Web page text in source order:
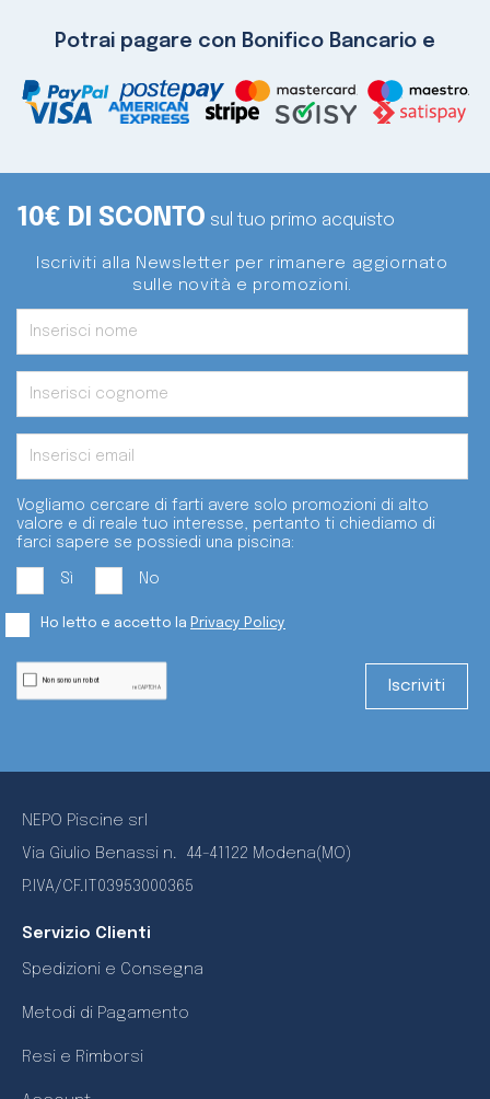
Potrai pagare con Bonifico Bancario e
10€ DI SCONTO sul tuo primo acquisto
Iscriviti alla Newsletter per rimanere aggiornato
sulle novità e promozioni.
Vogliamo cercare di farti avere solo promozioni di alto
valore e di reale tuo interesse, pertanto ti chiediamo di
farci sapere se possiedi una piscina:
Sì No
Ho letto e accetto la Privacy Policy
NEPO Piscine srl
Via Giulio Benassi n.
44-41122 Modena(MO)
P.IVA/CF.IT03953000365
Servizio Clienti
Spedizioni e Consegna
Metodi di Pagamento
Resi e Rimborsi